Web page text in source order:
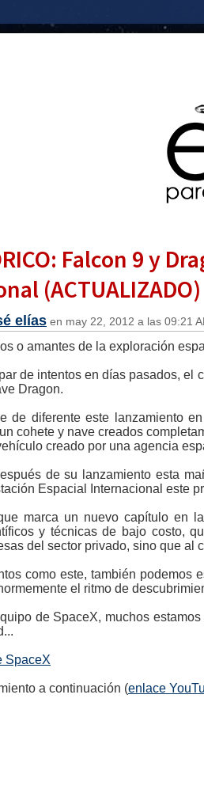
Falcon 9 y
(ACTUALIZADO)
elías en may 22, 2012 a las 09:21
o amantes de la exploración
de intentos en días pasados,
Dragon.
de diferente este lanzamiento
cohete y nave creados
creado por una agencia
de su lanzamiento esta
Espacial Internacional este
marca un nuevo capítulo en
y técnicas de bajo costo,
del sector privado, sino que al
como este, también podemos
el ritmo de
de SpaceX, muchos
SpaceX
a continuación (enlace